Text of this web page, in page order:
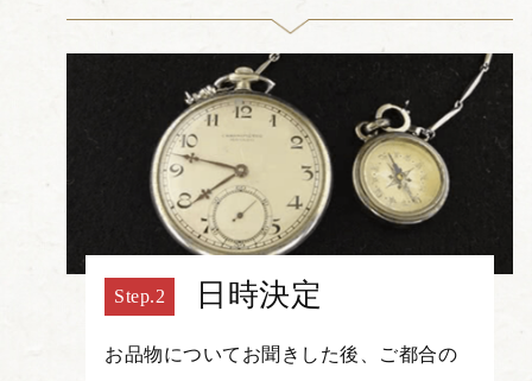
日時決定
お品物についてお聞きした後、ご都合の